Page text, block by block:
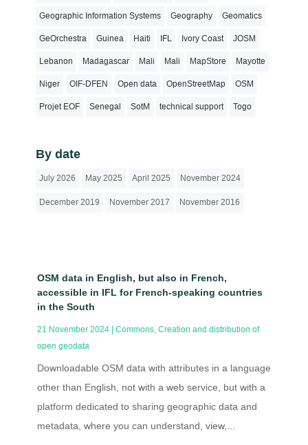
Geographic Information Systems Geography Geomatics
GeOrchestra Guinea Haiti IFL Ivory Coast JOSM
Lebanon Madagascar Mali Mali MapStore Mayotte
Niger OIF-DFEN Open data OpenStreetMap OSM
Projet EOF Senegal SotM technical support Togo
By date
July 2026 May 2025 April 2025 November 2024
December 2019 November 2017 November 2016
OSM data in English, but also in French,
accessible in IFL for French-speaking countries
in the South
21 November 2024| Commons, Creation and distribution of
open geodata
Downloadable OSM data with attributes in a language
other than English, not with a web service, but with a
platform dedicated to sharing geographic data and
metadata, where you can understand, view,...